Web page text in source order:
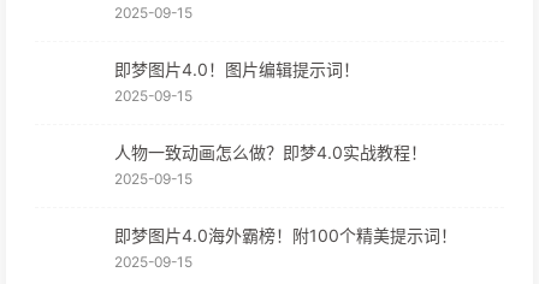
2025-09-15
即梦图片4.0！图片编辑提示词！
2025-09-15
人物一致动画怎么做？即梦4.0实战教程！
2025-09-15
即梦图片4.0海外霸榜！附100个精美提示词！
2025-09-15